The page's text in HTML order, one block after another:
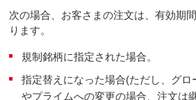
次の場合、お客さまの注文は、有効期
ります。
規制銘柄に指定された場合。
指定替えになった場合(ただし、グロ
やプライムへの変更の場合、注文は